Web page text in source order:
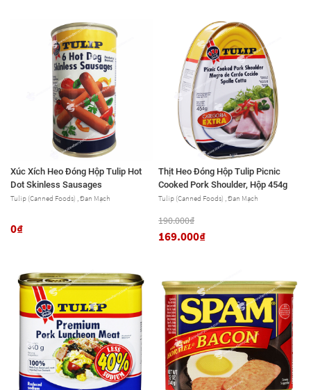
Xúc Xích Heo Đóng Hộp Tulip Hot
Dot Skinless Sausages
Tulip (Canned Foods) , Đan Mạch
0₫
Thịt Heo Đóng Hộp Tulip Picnic
Cooked Pork Shoulder, Hộp 454g
Tulip (Canned Foods) , Đan Mạch
190.000₫
169.000₫